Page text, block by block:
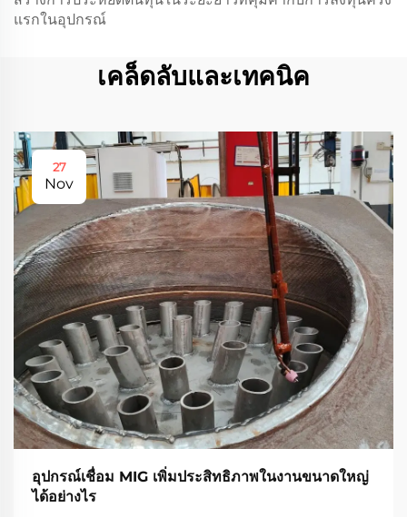
แรกในอุปกรณ์
เคล็ดลับและเทคนิค
27
Nov
อุปกรณ์เชื่อม MIG เพิ่มประสิทธิภาพในงานขนาดใหญ่
ได้อย่างไร